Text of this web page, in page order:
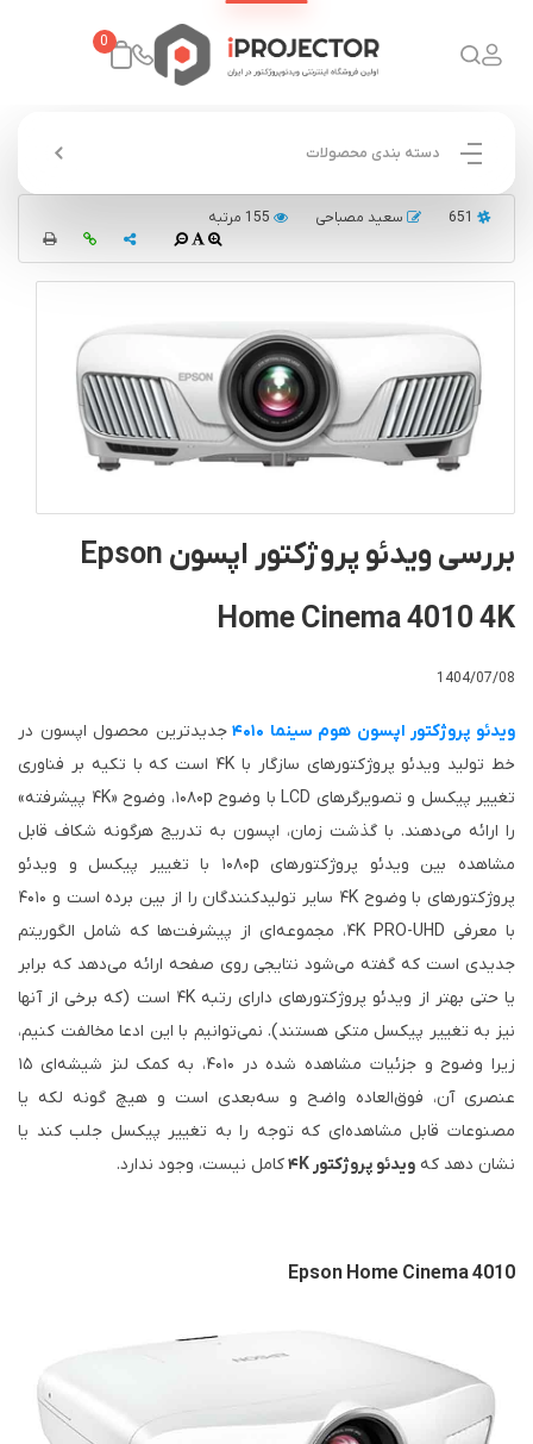
0
دسته بندی محصولات
651 سعید مصباحی 155 مرتبه
بررسی ویدئو پروژکتور اپسون Epson
Home Cinema 4010 4K
1404/07/08
ویدئو پروژکتور اپسون هوم سینما ۴۰۱۰
جدیدترین محصول اپسون در
خط تولید ویدئو پروژکتورهای سازگار با ۴K است که با تکیه بر فناوری
تغییر پیکسل و تصویرگرهای LCD با وضوح ۱۰۸۰p، وضوح «۴K پیشرفته»
را ارائه می‌دهند. با گذشت زمان، اپسون به تدریج هرگونه شکاف قابل
مشاهده بین ویدئو پروژکتورهای ۱۰۸۰p با تغییر پیکسل و ویدئو
پروژکتورهای با وضوح ۴K سایر تولیدکنندگان را از بین برده است و ۴۰۱۰
با معرفی ۴K PRO-UHD، مجموعه‌ای از پیشرفت‌ها که شامل الگوریتم
جدیدی است که گفته می‌شود نتایجی روی صفحه ارائه می‌دهد که برابر
یا حتی بهتر از ویدئو پروژکتورهای دارای رتبه ۴K است (که برخی از آنها
نیز به تغییر پیکسل متکی هستند). نمی‌توانیم با این ادعا مخالفت کنیم،
زیرا وضوح و جزئیات مشاهده شده در ۴۰۱۰، به کمک لنز شیشه‌ای ۱۵
عنصری آن، فوق‌العاده واضح و سه‌بعدی است و هیچ گونه لکه یا
مصنوعات قابل مشاهده‌ای که توجه را به تغییر پیکسل جلب کند یا
نشان دهد که ویدئو پروژکتور ۴K کامل نیست، وجود ندارد.
Epson Home Cinema 4010